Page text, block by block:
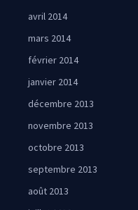
avril 2014
mars 2014
février 2014
janvier 2014
décembre 2013
novembre 2013
octobre 2013
septembre 2013
août 2013